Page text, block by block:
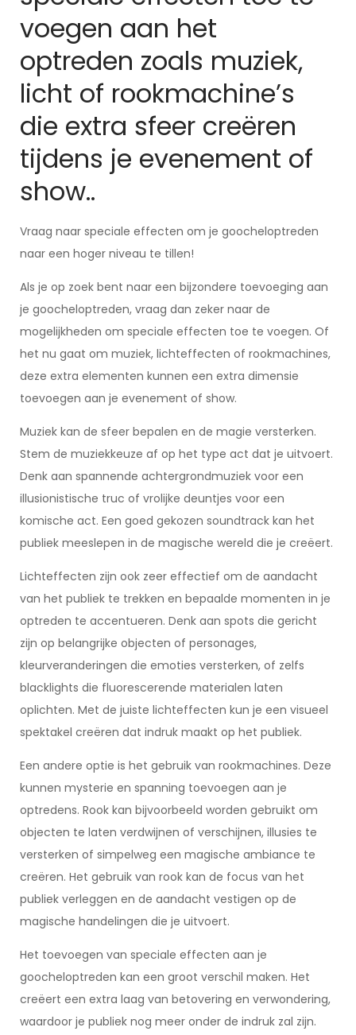
voegen aan het
optreden zoals muziek,
licht of rookmachine’s
die extra sfeer creëren
tijdens je evenement of
show..
Vraag naar speciale effecten om je goocheloptreden
naar een hoger niveau te tillen!
Als je op zoek bent naar een bijzondere toevoeging aan
je goocheloptreden, vraag dan zeker naar de
mogelijkheden om speciale effecten toe te voegen. Of
het nu gaat om muziek, lichteffecten of rookmachines,
deze extra elementen kunnen een extra dimensie
toevoegen aan je evenement of show.
Muziek kan de sfeer bepalen en de magie versterken.
Stem de muziekkeuze af op het type act dat je uitvoert.
Denk aan spannende achtergrondmuziek voor een
illusionistische truc of vrolijke deuntjes voor een
komische act. Een goed gekozen soundtrack kan het
publiek meeslepen in de magische wereld die je creëert.
Lichteffecten zijn ook zeer effectief om de aandacht
van het publiek te trekken en bepaalde momenten in je
optreden te accentueren. Denk aan spots die gericht
zijn op belangrijke objecten of personages,
kleurveranderingen die emoties versterken, of zelfs
blacklights die fluorescerende materialen laten
oplichten. Met de juiste lichteffecten kun je een visueel
spektakel creëren dat indruk maakt op het publiek.
Een andere optie is het gebruik van rookmachines. Deze
kunnen mysterie en spanning toevoegen aan je
optredens. Rook kan bijvoorbeeld worden gebruikt om
objecten te laten verdwijnen of verschijnen, illusies te
versterken of simpelweg een magische ambiance te
creëren. Het gebruik van rook kan de focus van het
publiek verleggen en de aandacht vestigen op de
magische handelingen die je uitvoert.
Het toevoegen van speciale effecten aan je
goocheloptreden kan een groot verschil maken. Het
creëert een extra laag van betovering en verwondering,
waardoor je publiek nog meer onder de indruk zal zijn.